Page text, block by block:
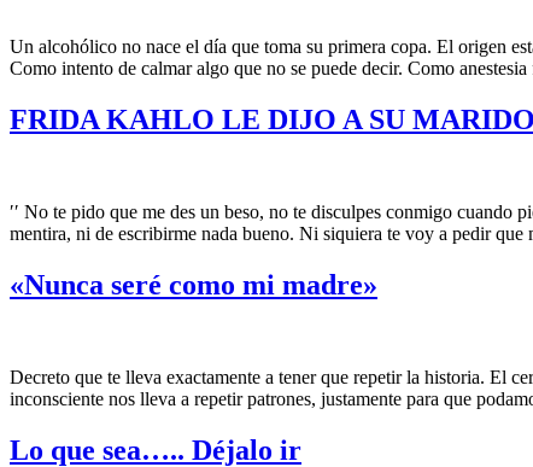
Un alcohólico no nace el día que toma su primera copa. El origen
Como intento de calmar algo que no se puede decir. Como
FRIDA KAHLO LE DIJO A SU
′′ No te pido que me des un beso, no te disculpes conmigo cuando
mentira, ni de escribirme nada bueno. Ni siquiera te voy a pedir
«Nunca seré como mi madre»
Decreto que te lleva exactamente a tener que repetir la historia. El
inconsciente nos lleva a repetir patrones, justamente para que
Lo que sea….. Déjalo ir